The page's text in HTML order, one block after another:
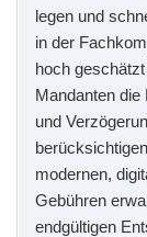
legen und
in der
hoch
Mandanten
und
modernen,
Gebühren
endgültigen